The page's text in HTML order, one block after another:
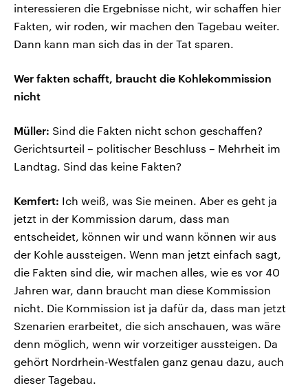
interessieren die Ergebnisse nicht, wir schaffen hier
Fakten, wir roden, wir machen den Tagebau weiter.
Dann kann man sich das in der Tat sparen.
Wer fakten schafft, braucht die Kohlekommission
nicht
Müller: Sind die Fakten nicht schon geschaffen?
Gerichtsurteil – politischer Beschluss – Mehrheit im
Landtag. Sind das keine Fakten?
Kemfert: Ich weiß, was Sie meinen. Aber es geht ja
jetzt in der Kommission darum, dass man
entscheidet, können wir und wann können wir aus
der Kohle aussteigen. Wenn man jetzt einfach sagt,
die Fakten sind die, wir machen alles, wie es vor 40
Jahren war, dann braucht man diese Kommission
nicht. Die Kommission ist ja dafür da, dass man jetzt
Szenarien erarbeitet, die sich anschauen, was wäre
denn möglich, wenn wir vorzeitiger aussteigen. Da
gehört Nordrhein-Westfalen ganz genau dazu, auch
dieser Tagebau.